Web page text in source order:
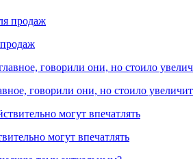
говорили они, но стоило
могут впечатлять